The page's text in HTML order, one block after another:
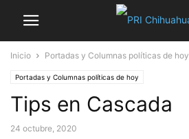
Inicio Portadas y Columnas políticas de hoy
Portadas y Columnas políticas de hoy
Tips en Cascada
24 octubre, 2020